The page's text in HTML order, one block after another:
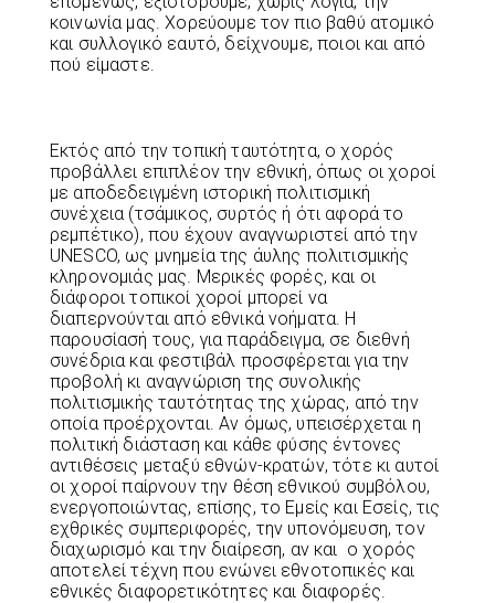
κοινωνία μας. Χορεύουμε τον πιο βαθύ ατομικό
και συλλογικό εαυτό, δείχνουμε, ποιοι και από
πού είμαστε.
Εκτός από την τοπική ταυτότητα, ο χορός
προβάλλει επιπλέον την εθνική, όπως οι χοροί
με αποδεδειγμένη ιστορική πολιτισμική
συνέχεια (τσάμικος, συρτός ή ότι αφορά το
ρεμπέτικο), που έχουν αναγνωριστεί από την
UNESCO, ως μνημεία της άυλης πολιτισμικής
κληρονομιάς μας. Μερικές φορές, και οι
διάφοροι τοπικοί χοροί μπορεί να
διαπερνούνται από εθνικά νοήματα. Η
παρουσίασή τους, για παράδειγμα, σε διεθνή
συνέδρια και φεστιβάλ προσφέρεται για την
προβολή κι αναγνώριση της συνολικής
πολιτισμικής ταυτότητας της χώρας, από την
οποία προέρχονται. Αν όμως, υπεισέρχεται η
πολιτική διάσταση και κάθε φύσης έντονες
αντιθέσεις μεταξύ εθνών-κρατών, τότε κι αυτοί
οι χοροί παίρνουν την θέση εθνικού συμβόλου,
ενεργοποιώντας, επίσης, το Εμείς και Εσείς, τις
εχθρικές συμπεριφορές, την υπονόμευση, τον
διαχωρισμό και την διαίρεση, αν και ο χορός
αποτελεί τέχνη που ενώνει εθνοτοπικές και
εθνικές διαφορετικότητες και διαφορές.